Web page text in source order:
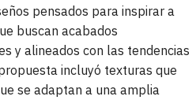
pensados para inspirar a
buscan acabados
y alineados con las tendencias
incluyó texturas que
se adaptan a una amplia